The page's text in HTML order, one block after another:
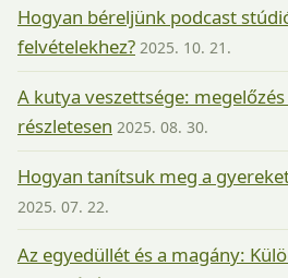
Hogyan béreljünk podcast
felvételekhez? 2025. 10. 21.
A kutya veszettsége: megelőzés
részletesen 2025. 08. 30.
Hogyan tanítsuk meg a
2025. 07. 22.
Az egyedüllét és a magány: